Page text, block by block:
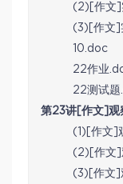
(2)[作文]
(3)[作文]
10.doc
22作业
22测试
第23讲[作文]观
(1)[作文]
(2)[作文]
(3)[作文]